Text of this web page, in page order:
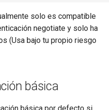
solo es compatible
negotiate y solo ha
(Usa bajo tu propio riesgo
básica